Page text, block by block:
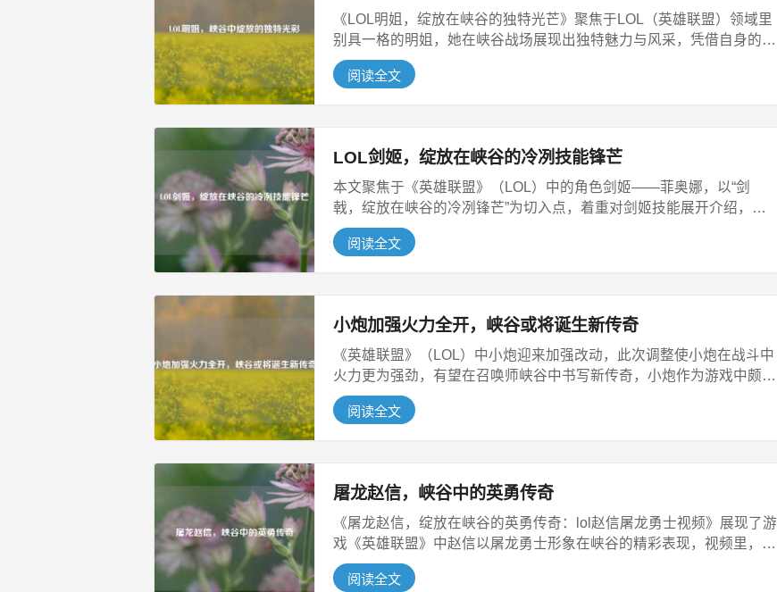
《LOL明姐，绽放在峡谷的独特光芒》聚焦于LOL（英雄联盟）领域里
别具一格的明姐，她在峡谷战场展现出独特魅力与风采，凭借自身的
游...
阅读全文
LOL剑姬，绽放在峡谷的冷冽技能锋芒
本文聚焦于《英雄联盟》（LOL）中的角色剑姬——菲奥娜，以“剑
戟，绽放在峡谷的冷冽锋芒”为切入点，着重对剑姬技能展开介绍，剑
姬作...
阅读全文
小炮加强火力全开，峡谷或将诞生新传奇
《英雄联盟》（LOL）中小炮迎来加强改动，此次调整使小炮在战斗中
火力更为强劲，有望在召唤师峡谷中书写新传奇，小炮作为游戏中颇具
特...
阅读全文
屠龙赵信，峡谷中的英勇传奇
《屠龙赵信，绽放在峡谷的英勇传奇：lol赵信屠龙勇士视频》展现了游
戏《英雄联盟》中赵信以屠龙勇士形象在峡谷的精彩表现，视频里，
赵...
阅读全文